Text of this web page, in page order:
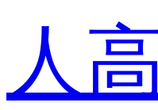
人